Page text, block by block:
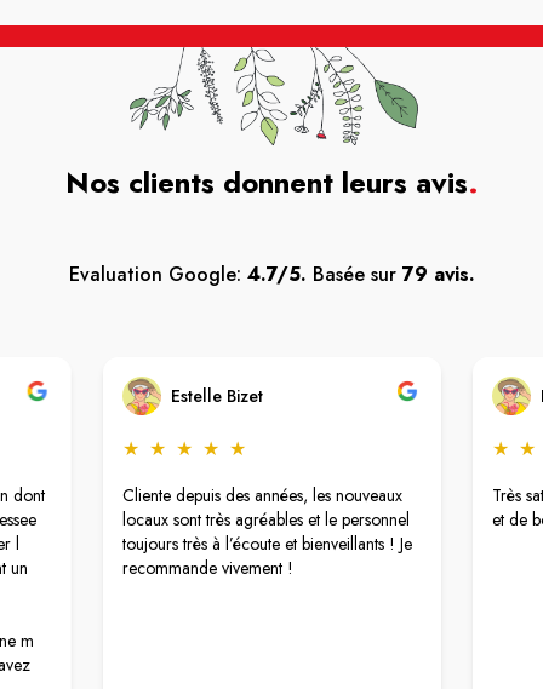
Nos clients donnent leurs avis.
Evaluation Google: 4.7/5. Basée sur 79 avis.
dont
l
un
m
Estelle Bizet
★ ★ ★ ★ ★
Cliente depuis des années, les nouveaux
locaux sont très agréables et le personnel
toujours très à l’écoute et bienveillants ! Je
recommande vivement !
★ ★
Très
et de